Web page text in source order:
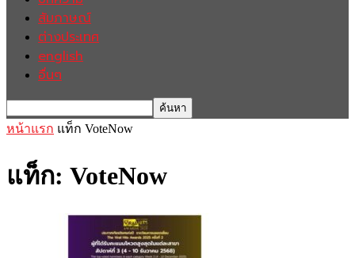
สัมภาษณ์
ต่างประเทศ
english
อื่นๆ
หน้าแรก แท็ก VoteNow
แท็ก: VoteNow